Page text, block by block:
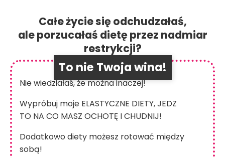
Całe życie się odchudzałaś,
ale porzucałaś dietę przez nadmiar
restrykcji?
To nie Twoja wina!
Nie wiedziałaś, że można inaczej!
Wypróbuj moje ELASTYCZNE DIETY, JEDZ
TO NA CO MASZ OCHOTĘ I CHUDNIJ!
Dodatkowo diety możesz rotować między
sobą!